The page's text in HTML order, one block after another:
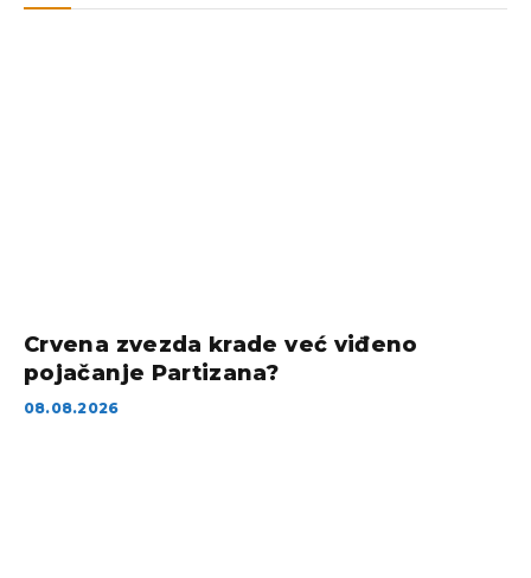
Crvena zvezda krade već viđeno
pojačanje Partizana?
08.08.2026